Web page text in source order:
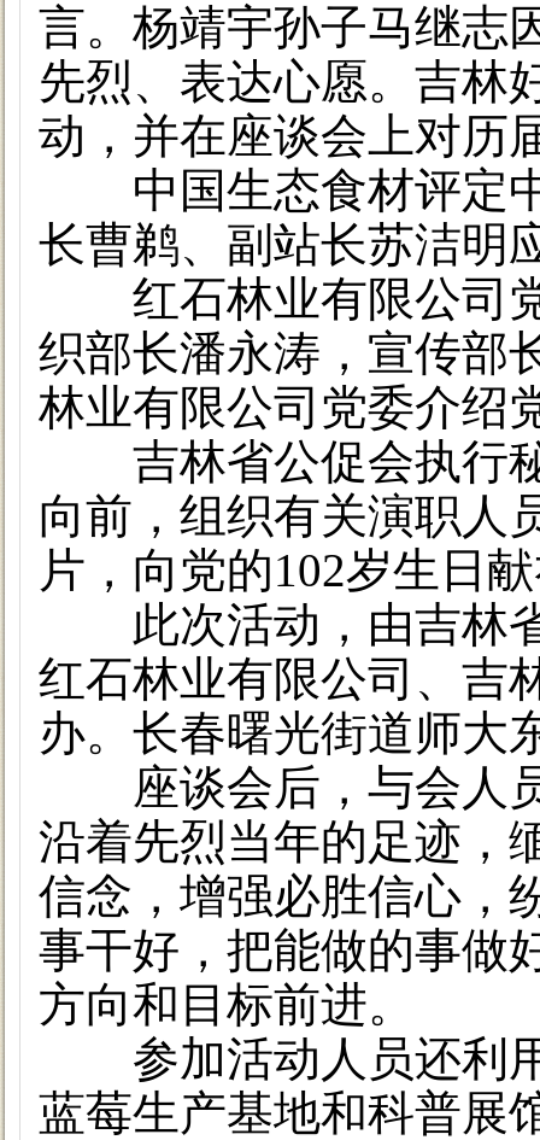
言。杨靖宇孙子马继志
先烈、表达心愿。吉林
动，并在座谈会上对历
中国生态食材评定中
长曹鹈、副站长苏洁明
红石林业有限公司党
织部长潘永涛，宣传部
林业有限公司党委介绍
吉林省公促会执行秘
向前，组织有关演职人
片，向党的102岁生日
此次活动，由吉林省
红石林业有限公司、吉
办。长春曙光街道师大
座谈会后，与会人员
沿着先烈当年的足迹，
信念，增强必胜信心，
事干好，把能做的事做
方向和目标前进。
参加活动人员还利用
蓝莓生产基地和科普展